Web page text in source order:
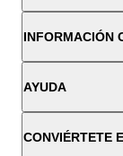
INFORMACIÓN
AYUDA
CONVIÉRTETE